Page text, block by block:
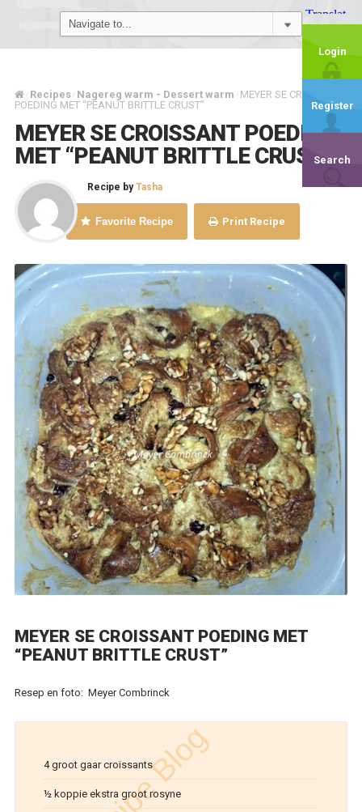
Login
Register
Search
/ Recipes / Nagereg warm - Dessert warm / MEYER SE CROISSANT
POEDING MET “PEANUT BRITTLE CRUST”
MEYER SE CROISSANT POEDING
MET “PEANUT BRITTLE CRUST”
Recipe byTasha
Favorite Recipe Print Recipe
MEYER SE CROISSANT POEDING MET
“PEANUT BRITTLE CRUST”
Resep en foto: Meyer Combrinck
4 groot gaar croissants
½ koppie ekstra groot rosyne